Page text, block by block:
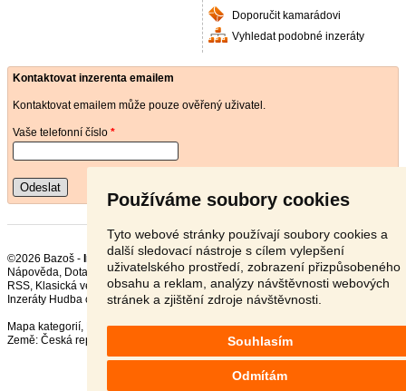
Používáme soubory cookies
Tyto webové stránky používají soubory cookies a
další sledovací nástroje s cílem vylepšení
uživatelského prostředí, zobrazení přizpůsobeného
obsahu a reklam, analýzy návštěvnosti webových
stránek a zjištění zdroje návštěvnosti.
Souhlasím
Odmítám
Doporučit kamarádovi
Vyhledat podobné inzeráty
Kontaktovat inzerenta emailem
Kontaktovat emailem může pouze ověřený uživatel.
Vaše telefonní číslo *
Odeslat
©2026 Bazoš - Inzerce, Bazar DVD, CD, MC, LP
Nápověda Dotazy Hodnocení,Kontakt,Reklama,Podmínky Ochrana údajů,
RSS
Inzeráty Hudba celkem:18961, za 24 hodin:577
Mapa kategorií
Nejvyhledávanější výrazy
Země: Česká republika Rakousko